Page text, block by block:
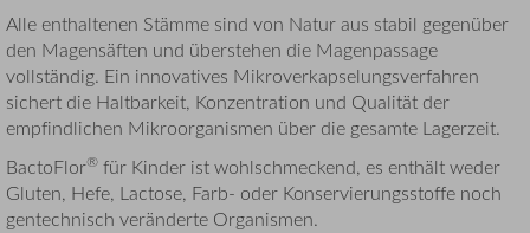
Alle enthaltenen Stämme sind von Natur aus stabil gegenüber
den Magensäften und überstehen die Magenpassage
vollständig. Ein innovatives Mikroverkapselungsverfahren
sichert die Haltbarkeit, Konzentration und Qualität der
empfindlichen Mikroorganismen über die gesamte Lagerzeit.
BactoFlor® für Kinder ist wohlschmeckend, es enthält weder
Gluten, Hefe, Lactose, Farb- oder Konservierungsstoffe noch
gentechnisch veränderte Organismen.